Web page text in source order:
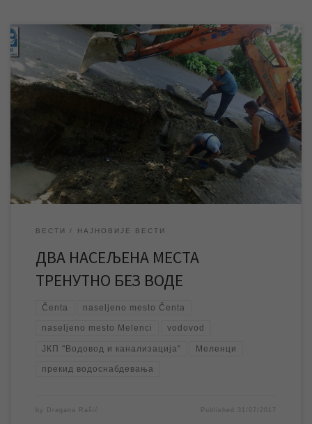
Због квара на уличној водоводној мрежи у току је прекид
водоснабдевања у насељеном месту Меленци. Од момента
пријаве квара екипе ЈКП „Водовод и канализација“ су на
терену и према првим проценама квар ће бити отклоњен,
уколико не дође до непредвиђених дешавања, до 12,30
часова, након чега ће водоснабдевање у […]
ВЕСТИ НАЈНОВИЈЕ ВЕСТИ
ДВА НАСЕЉЕНА МЕСТА
ТРЕНУТНО БЕЗ ВОДЕ
Čenta naseljeno mesto Čenta
naseljeno mesto Melenci vodovod
ЈКП "Водовод и канализација" Меленци
прекид водоснабдевања
by Dragana Rašić Published 31/07/2017